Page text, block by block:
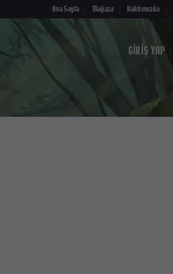
Ana Sayfa Mağaza Hakkımızda
GIRIŞ YAP